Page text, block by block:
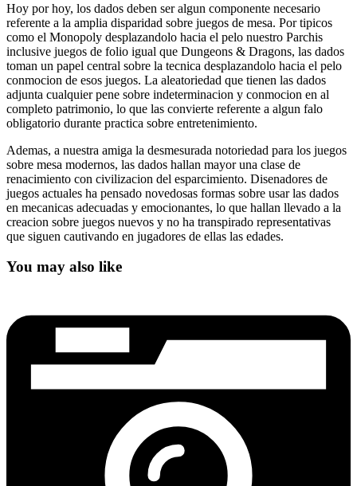
Hoy por hoy, los dados deben ser algun componente necesario
referente a la amplia disparidad sobre juegos de mesa. Por tipicos
como el Monopoly desplazandolo hacia el pelo nuestro Parchis
inclusive juegos de folio igual que Dungeons & Dragons, las dados
toman un papel central sobre la tecnica desplazandolo hacia el pelo
conmocion de esos juegos. La aleatoriedad que tienen las dados
adjunta cualquier pene sobre indeterminacion y conmocion en al
completo patrimonio, lo que las convierte referente a algun falo
obligatorio durante practica sobre entretenimiento.
Ademas, a nuestra amiga la desmesurada notoriedad para los juegos
sobre mesa modernos, las dados hallan mayor una clase de
renacimiento con civilizacion del esparcimiento. Disenadores de
juegos actuales ha pensado novedosas formas sobre usar las dados
en mecanicas adecuadas y emocionantes, lo que hallan llevado a la
creacion sobre juegos nuevos y no ha transpirado representativas
que siguen cautivando en jugadores de ellas las edades.
You may also like